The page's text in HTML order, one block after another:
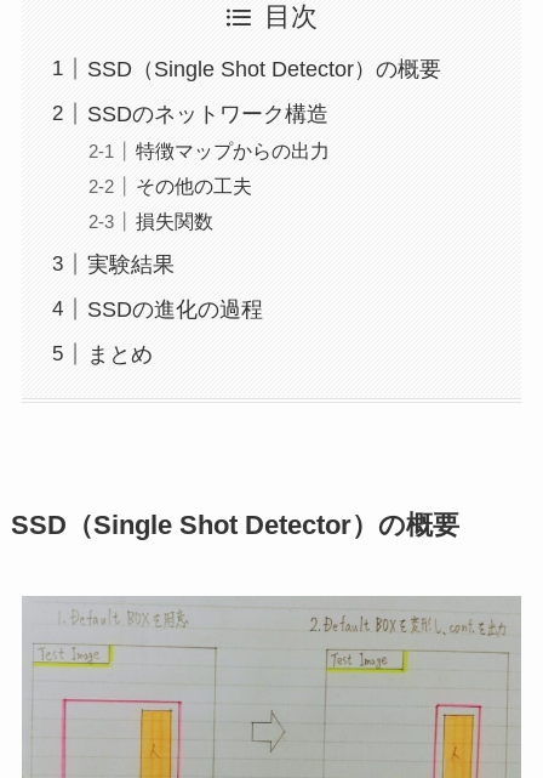
目次
SSD（Single Shot Detector）の概要
SSDのネットワーク構造
特徴マップからの出力
その他の工夫
損失関数
実験結果
SSDの進化の過程
まとめ
SSD（Single Shot Detector）の概要